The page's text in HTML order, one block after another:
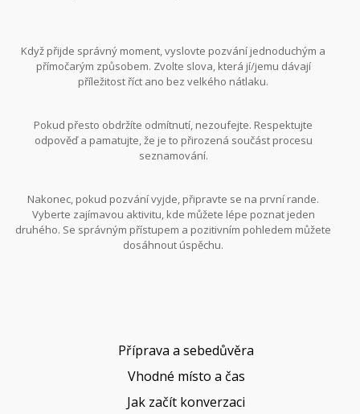
Když přijde správný moment, vyslovte pozvání jednoduchým a
přímočarým způsobem. Zvolte slova, která jí/jemu dávají
příležitost říct ano bez velkého nátlaku.
Pokud přesto obdržíte odmítnutí, nezoufejte. Respektujte
odpověď a pamatujte, že je to přirozená součást procesu
seznamování.
Nakonec, pokud pozvání vyjde, připravte se na první rande.
Vyberte zajímavou aktivitu, kde můžete lépe poznat jeden
druhého. Se správným přístupem a pozitivním pohledem můžete
dosáhnout úspěchu.
Příprava a sebedůvěra
Vhodné místo a čas
Jak začít konverzaci